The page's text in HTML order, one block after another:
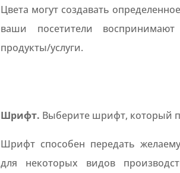
Цвета могут создавать
ваши посетители
продукты/услуги.
Шрифт. Выберите шрифт, который
Шрифт способен передать
для некоторых видов